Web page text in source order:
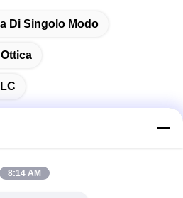
Di Singolo Modo
8:14 AM